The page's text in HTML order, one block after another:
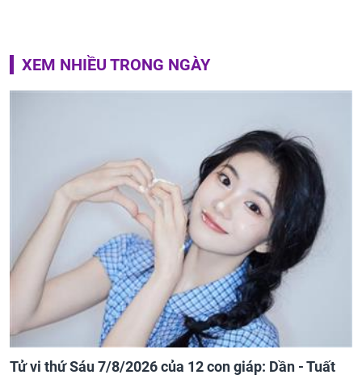
XEM NHIỀU TRONG NGÀY
Tử vi thứ Sáu 7/8/2026 của 12 con giáp: Dần - Tuất